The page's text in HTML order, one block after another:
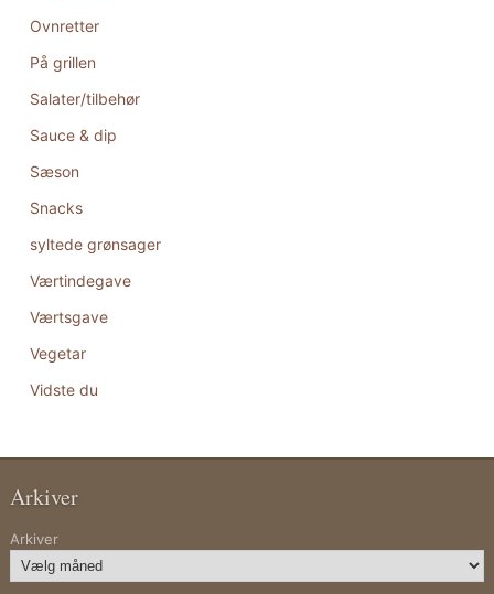
Ovnretter
På grillen
Salater/tilbehør
Sauce & dip
Sæson
Snacks
syltede grønsager
Værtindegave
Værtsgave
Vegetar
Vidste du
Arkiver
Arkiver